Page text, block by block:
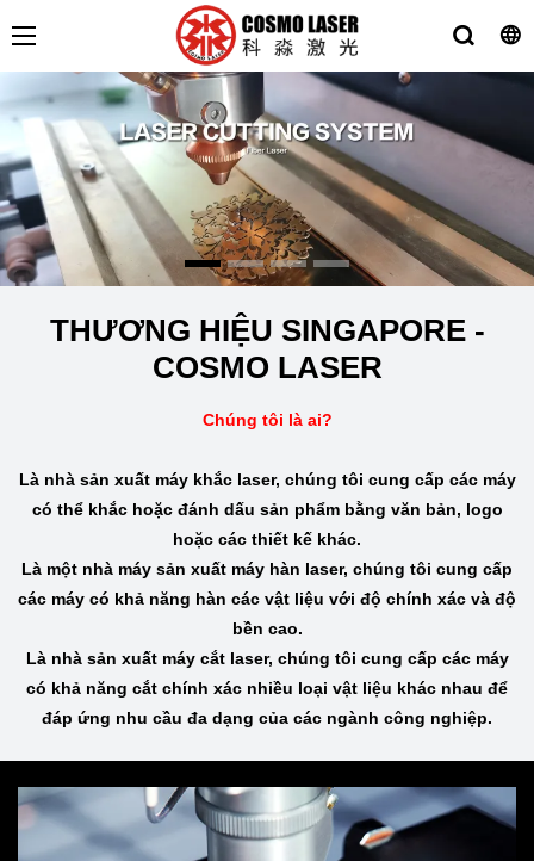
THƯƠNG HIỆU SINGAPORE -
COSMO LASER
Chúng tôi là ai?
Là nhà sản xuất máy khắc laser, chúng tôi cung cấp các máy
có thể khắc hoặc đánh dấu sản phẩm bằng văn bản, logo
hoặc các thiết kế khác.
Là một nhà máy sản xuất máy hàn laser, chúng tôi cung cấp
các máy có khả năng hàn các vật liệu với độ chính xác và độ
bền cao.
Là nhà sản xuất máy cắt laser, chúng tôi cung cấp các máy
có khả năng cắt chính xác nhiều loại vật liệu khác nhau để
đáp ứng nhu cầu đa dạng của các ngành công nghiệp.